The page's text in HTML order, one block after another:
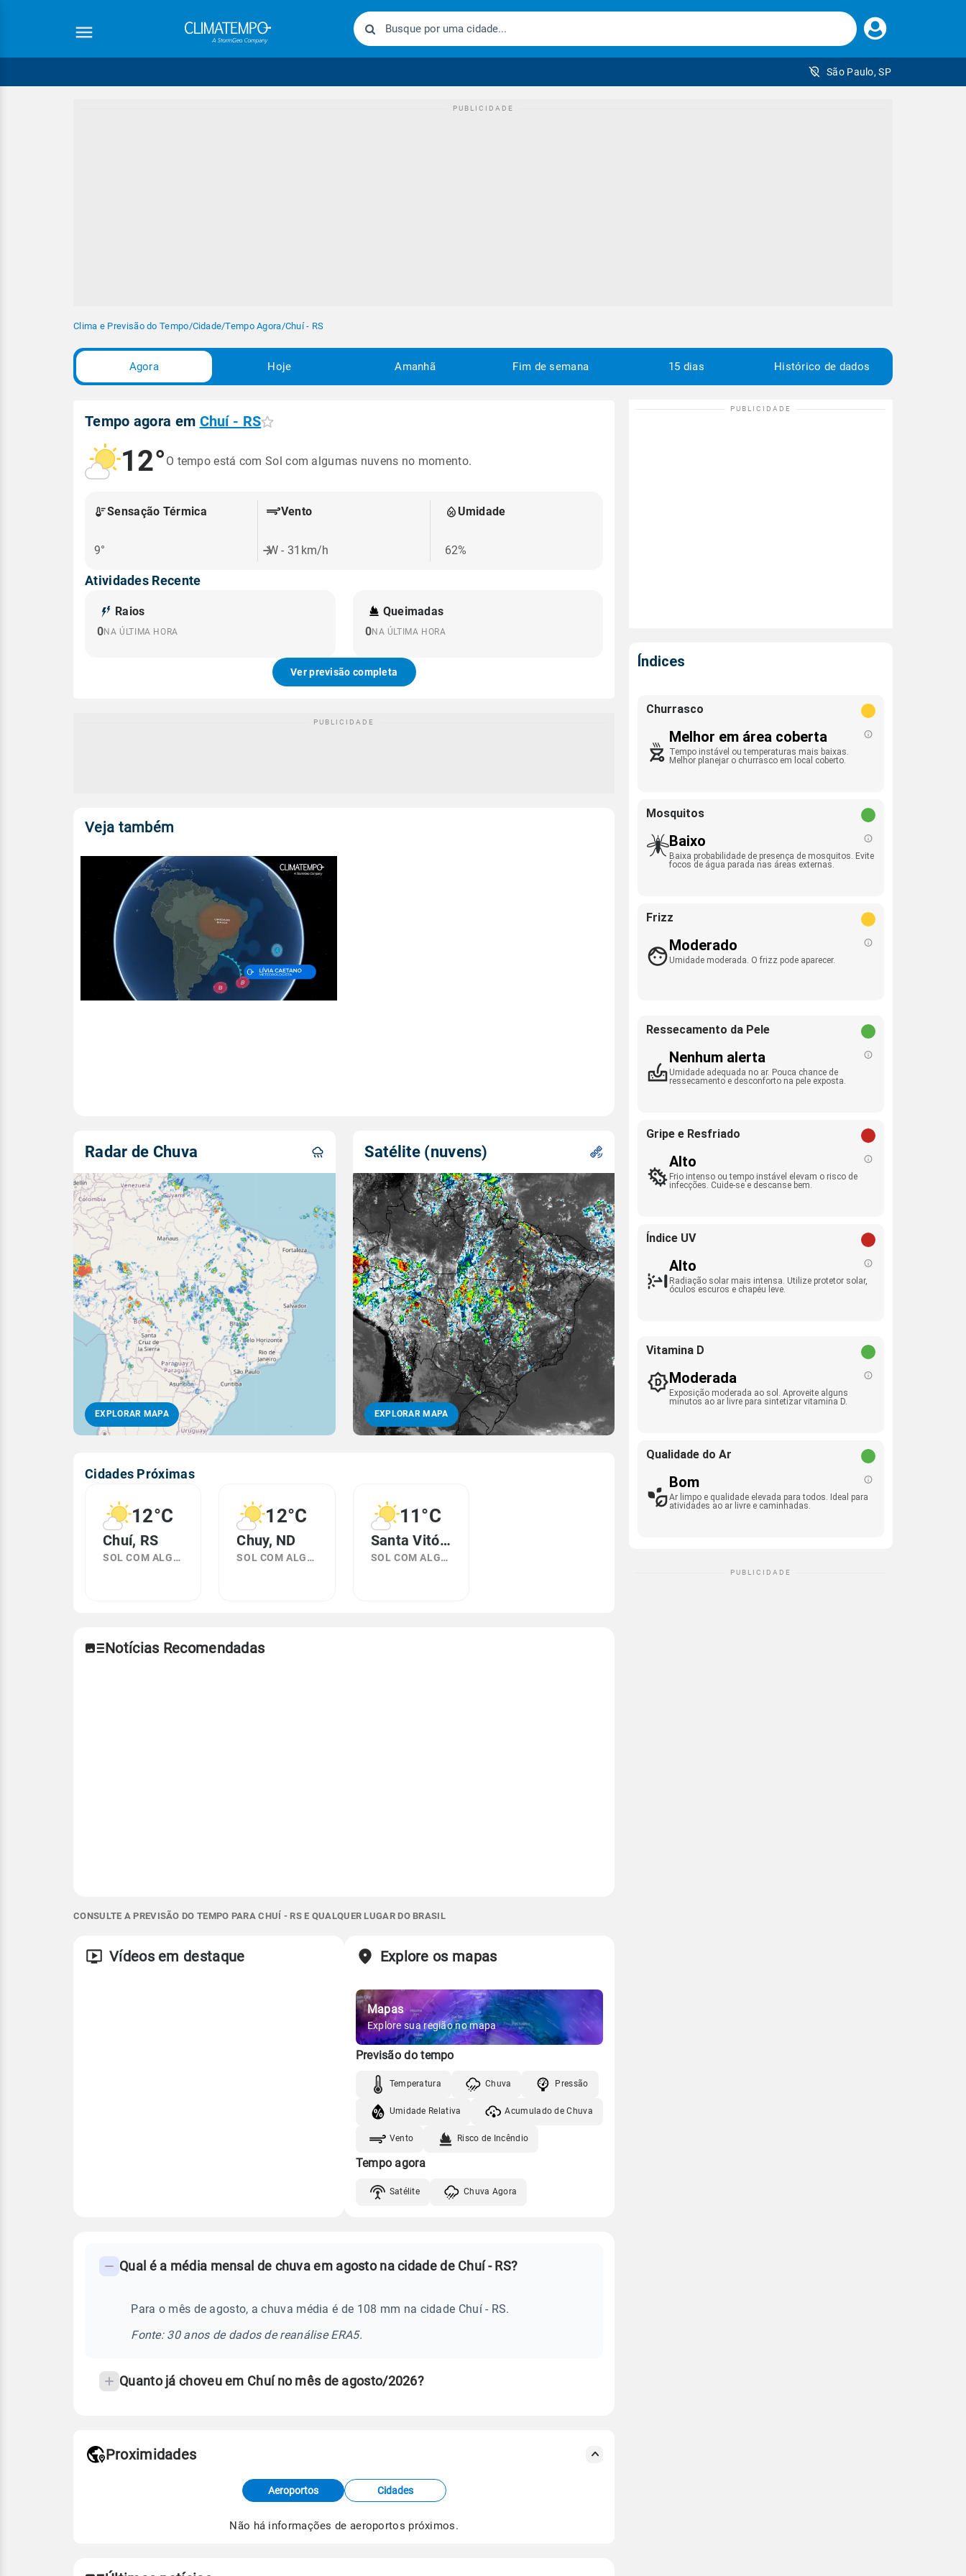
Faça
seu
São Paulo, SP
Clima e Previsão do Tempo/Cidade/Tempo Agora/Chuí - RS
Agora Hoje Amanhã Fim de semana 15 dias Histórico de dados
Tempo agora em Chuí - RS
12° O tempo está com Sol com algumas nuvens no momento.
Sensação Térmica
9°
Vento
W - 31km/h
Umidade
62%
Atividades Recente
Raios
0NA ÚLTIMA HORA
Queimadas
0NA ÚLTIMA HORA
Ver previsão completa
Veja também
Radar de Chuva
EXPLORAR MAPA
Satélite (nuvens)
EXPLORAR MAPA
Cidades Próximas
12°C
Chuí, RS
SOL COM ALGUMAS NUVENS
12°C
Chuy, ND
SOL COM ALGUMAS NUVENS
11°C
Santa Vitória do Palmar, RS
SOL COM ALGUMAS NUVENS
Notícias Recomendadas
CONSULTE A PREVISÃO DO TEMPO PARA CHUÍ - RS E QUALQUER LUGAR DO BRASIL
Vídeos em destaque Explore os mapas
Mapas
Explore sua região no mapa
Previsão do tempo
Temperatura Chuva Pressão
Umidade Relativa Acumulado de Chuva
Vento Risco de Incêndio
Tempo agora
Satélite Chuva Agora
frequentes
temperatura
Qual é a média mensal de chuva em agosto na cidade de Chuí - RS?
Para o mês de agosto, a chuva média é de 108 mm na cidade Chuí - RS.
Fonte: 30 anos de dados de reanálise ERA5.
Quanto já choveu em Chuí no mês de agosto/2026?
de Tempo e Estudos Climáticos (CPTEC).
Proximidades
Aeroportos Cidades
Não há informações de aeroportos próximos.
Índices
Churrasco
Melhor em área coberta
Tempo instável ou temperaturas mais baixas.
Melhor planejar o churrasco em local coberto.
Mosquitos
Baixo
Baixa probabilidade de presença de mosquitos. Evite
focos de água parada nas áreas externas.
Frizz
Moderado
Umidade moderada. O frizz pode aparecer.
Ressecamento da Pele
Nenhum alerta
Umidade adequada no ar. Pouca chance de
ressecamento e desconforto na pele exposta.
Gripe e Resfriado
Alto
Frio intenso ou tempo instável elevam o risco de
infecções. Cuide-se e descanse bem.
Índice UV
Alto
Radiação solar mais intensa. Utilize protetor solar,
óculos escuros e chapéu leve.
Vitamina D
Moderada
Exposição moderada ao sol. Aproveite alguns
minutos ao ar livre para sintetizar vitamina D.
Qualidade do Ar
Bom
Ar limpo e qualidade elevada para todos. Ideal para
atividades ao ar livre e caminhadas.